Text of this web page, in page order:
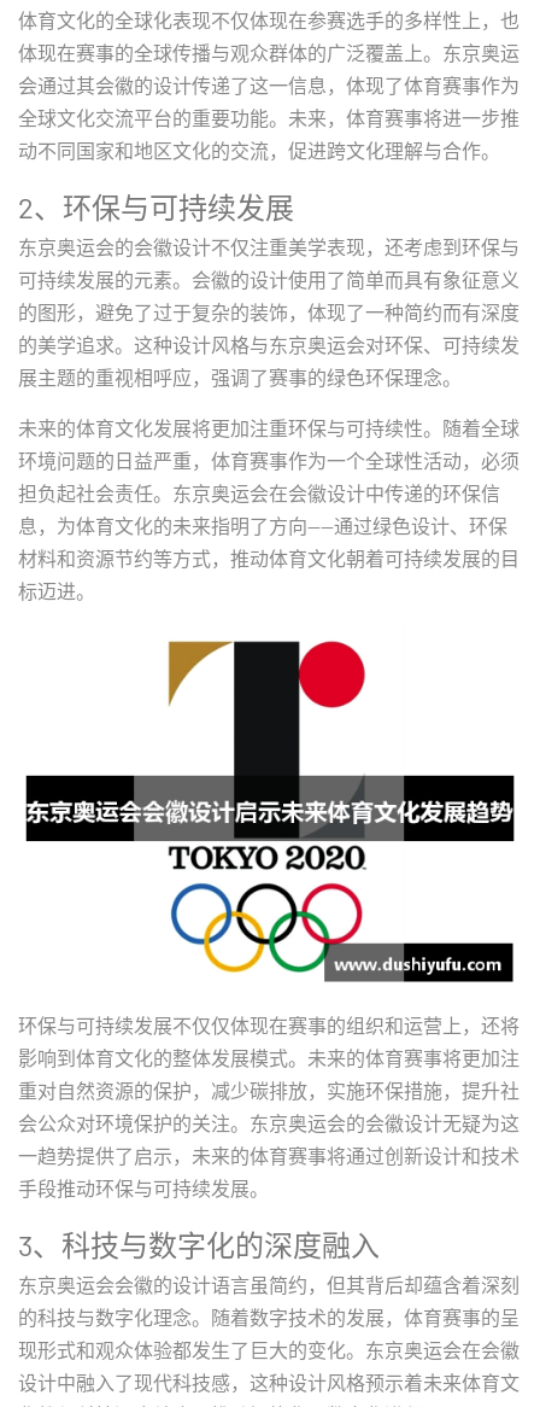
体育文化的全球化表现不仅体现在参赛选手的多样性上，也
体现在赛事的全球传播与观众群体的广泛覆盖上。东京奥运
会通过其会徽的设计传递了这一信息，体现了体育赛事作为
全球文化交流平台的重要功能。未来，体育赛事将进一步推
动不同国家和地区文化的交流，促进跨文化理解与合作。
2、环保与可持续发展
东京奥运会的会徽设计不仅注重美学表现，还考虑到环保与
可持续发展的元素。会徽的设计使用了简单而具有象征意义
的图形，避免了过于复杂的装饰，体现了一种简约而有深度
的美学追求。这种设计风格与东京奥运会对环保、可持续发
展主题的重视相呼应，强调了赛事的绿色环保理念。
未来的体育文化发展将更加注重环保与可持续性。随着全球
环境问题的日益严重，体育赛事作为一个全球性活动，必须
担负起社会责任。东京奥运会在会徽设计中传递的环保信
息，为体育文化的未来指明了方向——通过绿色设计、环保
材料和资源节约等方式，推动体育文化朝着可持续发展的目
标迈进。
环保与可持续发展不仅仅体现在赛事的组织和运营上，还将
影响到体育文化的整体发展模式。未来的体育赛事将更加注
重对自然资源的保护，减少碳排放，实施环保措施，提升社
会公众对环境保护的关注。东京奥运会的会徽设计无疑为这
一趋势提供了启示，未来的体育赛事将通过创新设计和技术
手段推动环保与可持续发展。
3、科技与数字化的深度融入
东京奥运会会徽的设计语言虽简约，但其背后却蕴含着深刻
的科技与数字化理念。随着数字技术的发展，体育赛事的呈
现形式和观众体验都发生了巨大的变化。东京奥运会在会徽
设计中融入了现代科技感，这种设计风格预示着未来体育文